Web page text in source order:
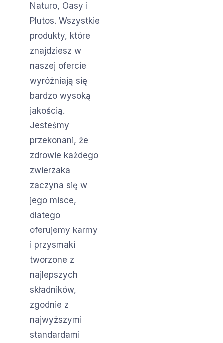
Naturo, Oasy i
Plutos. Wszystkie
produkty, które
znajdziesz w
naszej ofercie
wyróżniają się
bardzo wysoką
jakością.
Jesteśmy
przekonani, że
zdrowie każdego
zwierzaka
zaczyna się w
jego misce,
dlatego
oferujemy karmy
i przysmaki
tworzone z
najlepszych
składników,
zgodnie z
najwyższymi
standardami